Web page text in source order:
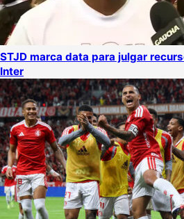
STJD marca data para julgar
Inter